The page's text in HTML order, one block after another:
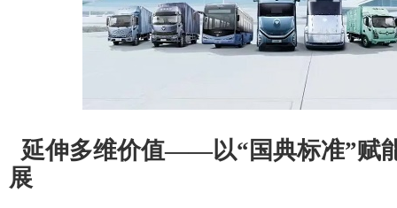
延伸多维价值——以“国典标准”赋
展